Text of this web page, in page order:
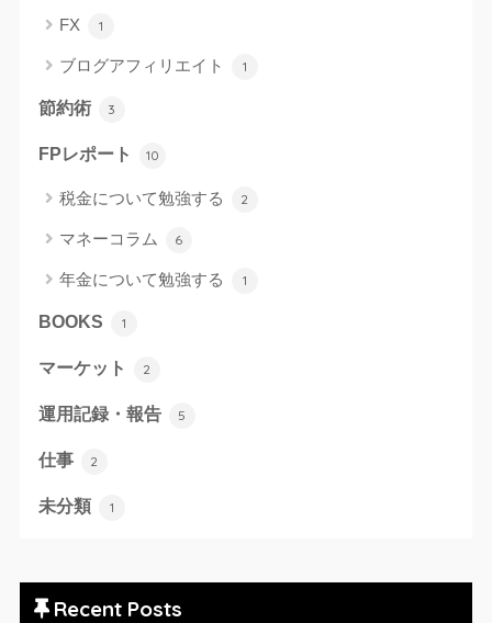
FX 1
ブログアフィリエイト 1
節約術 3
FPレポート 10
税金について勉強する 2
マネーコラム 6
年金について勉強する 1
BOOKS 1
マーケット 2
運用記録・報告 5
仕事 2
未分類 1
Recent Posts